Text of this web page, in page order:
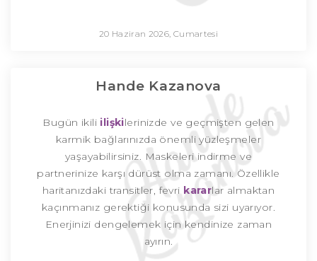
20 Haziran 2026, Cumartesi
Hande Kazanova
Bugün ikili ilişkilerinizde ve geçmişten gelen
karmik bağlarınızda önemli yüzleşmeler
yaşayabilirsiniz. Maskeleri indirme ve
partnerinize karşı dürüst olma zamanı. Özellikle
haritanızdaki transitler, fevri kararlar almaktan
kaçınmanız gerektiği konusunda sizi uyarıyor.
Enerjinizi dengelemek için kendinize zaman
ayırın.